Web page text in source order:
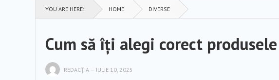
YOU ARE HERE: HOME DIVERSE
Cum să îți alegi corect
REDACȚIA — IULIE 10, 2025